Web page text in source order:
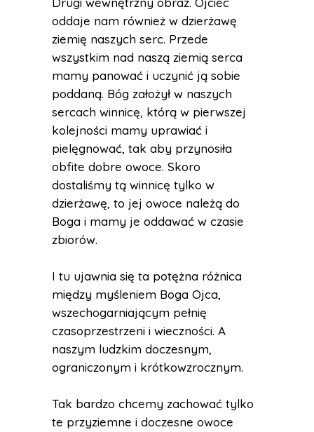
oddaje nam również w dzierżawę
ziemię naszych serc. Przede
wszystkim nad naszą ziemią serca
mamy panować i uczynić ją sobie
poddaną. Bóg założył w naszych
sercach winnicę, którą w pierwszej
kolejności mamy uprawiać i
pielęgnować, tak aby przynosiła
obfite dobre owoce. Skoro
dostaliśmy tą winnicę tylko w
dzierżawę, to jej owoce należą do
Boga i mamy je oddawać w czasie
zbiorów.
I tu ujawnia się ta potężna różnica
między myśleniem Boga Ojca,
wszechogarniającym pełnię
czasoprzestrzeni i wieczności. A
naszym ludzkim doczesnym,
ograniczonym i krótkowzrocznym.
Tak bardzo chcemy zachować tylko
te przyziemne i doczesne owoce